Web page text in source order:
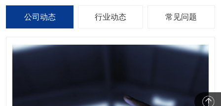
公司动态 行业动态 常见问题